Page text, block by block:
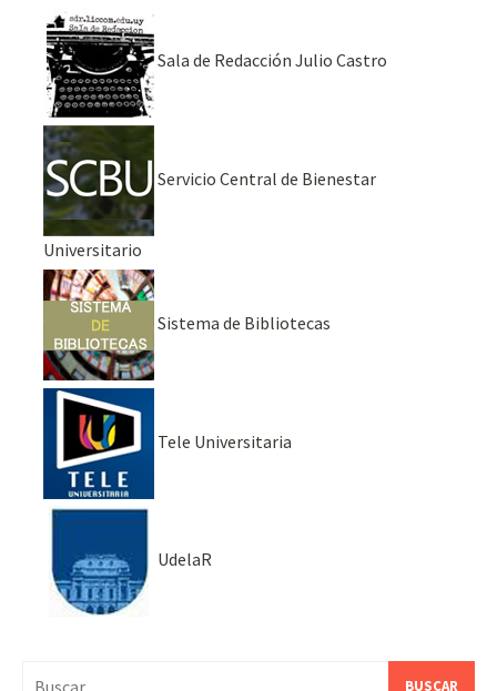
Sala de Redacción Julio Castro
Servicio Central de Bienestar
Universitario
Sistema de Bibliotecas
Tele Universitaria
UdelaR